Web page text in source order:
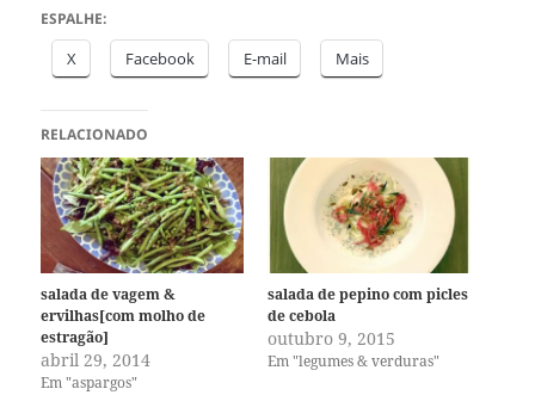
ESPALHE:
X Facebook E-mail Mais
RELACIONADO
salada de vagem &
ervilhas[com molho de
estragão]
abril 29, 2014
Em "aspargos"
salada de pepino com picles
de cebola
outubro 9, 2015
Em "legumes & verduras"